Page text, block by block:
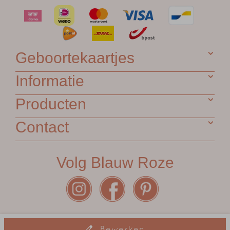
Geboortekaartjes
Informatie
Producten
Contact
Volg Blauw Roze
Algemene voorwaarden •Garantie •Privacy Statement